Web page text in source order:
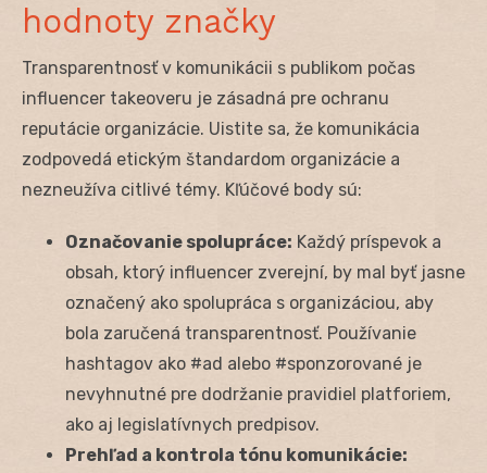
hodnoty značky
Transparentnosť v komunikácii s publikom počas
influencer takeoveru je zásadná pre ochranu
reputácie organizácie. Uistite sa, že komunikácia
zodpovedá etickým štandardom organizácie a
nezneužíva citlivé témy. Kľúčové body sú:
Označovanie spolupráce: Každý príspevok a
obsah, ktorý influencer zverejní, by mal byť jasne
označený ako spolupráca s organizáciou, aby
bola zaručená transparentnosť. Používanie
hashtagov ako #ad alebo #sponzorované je
nevyhnutné pre dodržanie pravidiel platforiem,
ako aj legislatívnych predpisov.
Prehľad a kontrola tónu komunikácie: